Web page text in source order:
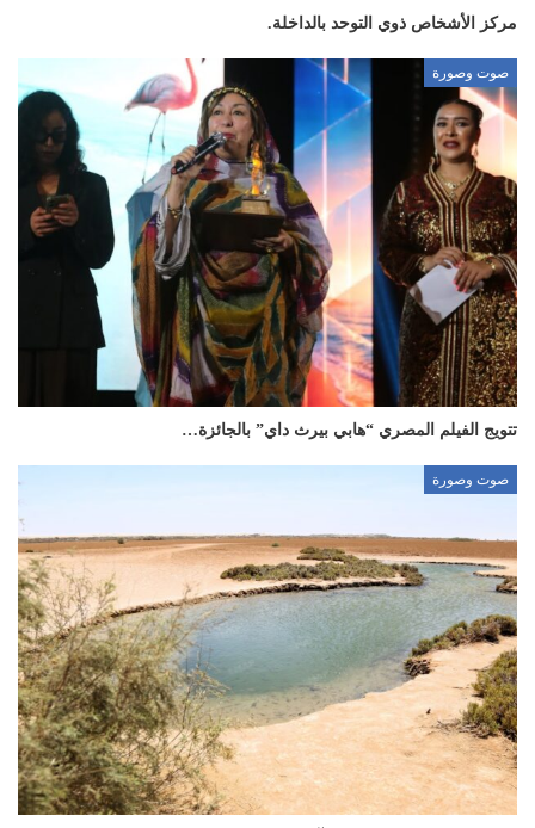
مركز الأشخاص ذوي التوحد بالداخلة.
صوت وصورة
تتويج الفيلم المصري “هابي بيرث داي” بالجائزة…
صوت وصورة